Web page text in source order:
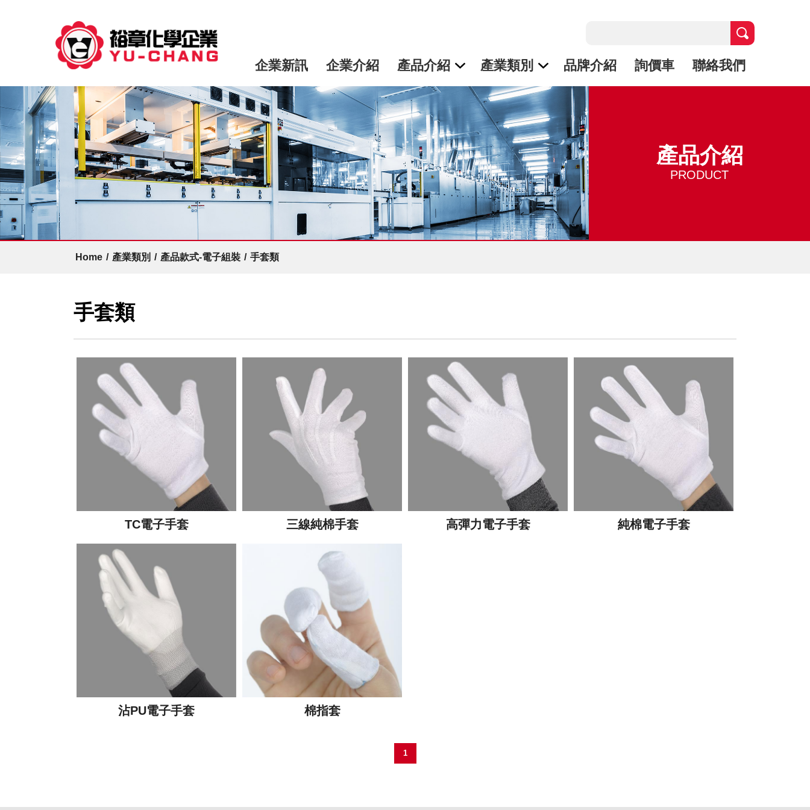
企業新訊 企業介紹 產品介紹 產業類別 品牌介紹 詢價車 聯絡我們
產品介紹
PRODUCT
Home / 產業類別 / 產品款式-電子組裝 / 手套類
手套類
TC電子手套 三線純棉手套 高彈力電子手套 純棉電子手套
沾PU電子手套 棉指套
1